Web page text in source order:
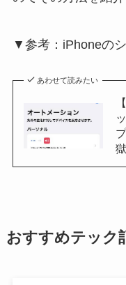
▼参考：iPhoneの
あわせて読みたい
おすすめテック